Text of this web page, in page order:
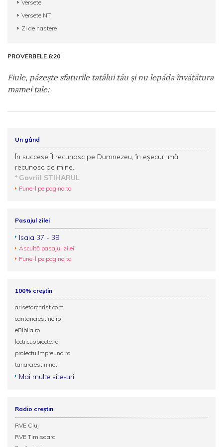
Versete
Versete NT
Zi de nastere
PROVERBELE 6:20
Fiule, păzeşte sfaturile tatălui tău şi nu lepăda învăţătura
mamei tale:
Un gând
În succese Îl recunosc pe Dumnezeu, în eşecuri mă
recunosc pe mine.
Gavriil STIHARUL
Pune-l pe pagina ta
Pasajul zilei
Isaia 37 - 39
Ascultă pasajul zilei
Pune-l pe pagina ta
100% creștin
ariseforchrist.com
cantaricrestine.ro
eBiblia.ro
lectiicuobiecte.ro
proiectulimpreuna.ro
tanarcrestin.net
Mai multe site-uri
Radio creștin
RVE Cluj
RVE Timisoara